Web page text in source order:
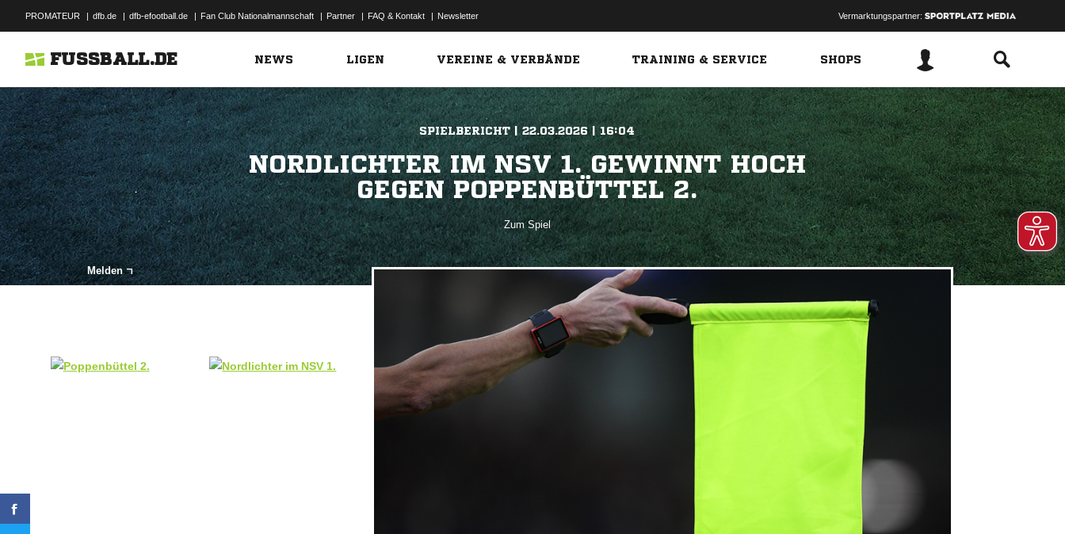
PROMATEUR | dfb.de | dfb-efootball.de | Fan Club Nationalmannschaft | Partner | FAQ & Kontakt | Newsletter Vermarktungspartner:
FUSSBALL.DE NEWS LIGEN VEREINE & VERBÄNDE TRAINING & SERVICE SHOPS
SPIELBERICHT | 22.03.2026 | 16:04
NORDLICHTER IM NSV 1. GEWINNT HOCH
GEGEN POPPENBÜTTEL 2.
Zum Spiel
Melden